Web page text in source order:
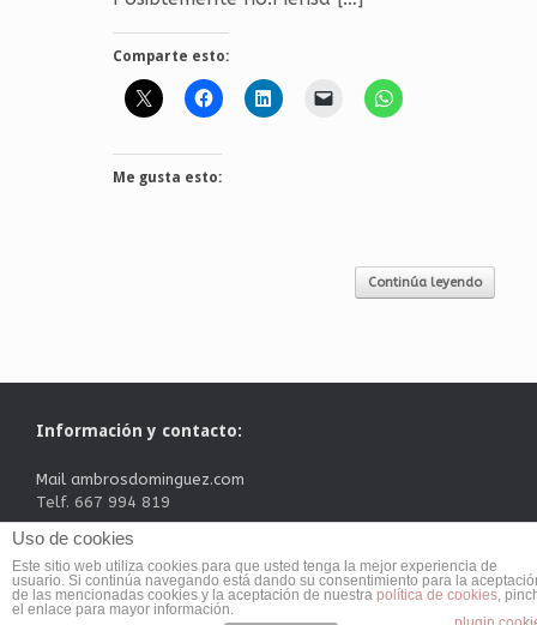
Comparte esto:
Me gusta esto:
Continúa leyendo
Información y contacto:
Mail ambrosdominguez.com
Telf. 667 994 819
Ambrosdominguez.com-Todos los derechos reservados 2026
Tema
deSiteOrigin
Uso de cookies
Este sitio web utiliza cookies para que usted tenga la mejor experiencia de
usuario. Si continúa navegando está dando su consentimiento para la
de las mencionadas cookies y la aceptación de nuestra política de cookies,
el enlace para mayor información.